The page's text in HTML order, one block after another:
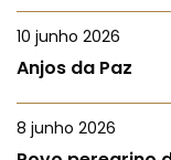
10 junho 2026
Anjos da Paz
8 junho 2026